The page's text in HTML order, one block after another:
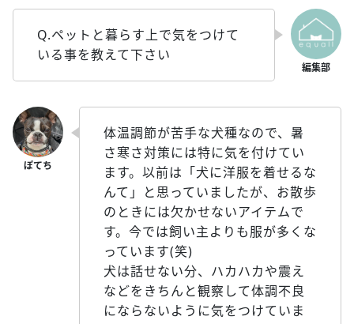
Q.ペットと暮らす上で気をつけて
いる事を教えて下さい
体温調節が苦手な犬種なので、暑
さ寒さ対策には特に気を付けてい
ます。以前は「犬に洋服を着せるな
んて」と思っていましたが、お散歩
のときには欠かせないアイテムで
す。今では飼い主よりも服が多くな
っています(笑)
犬は話せない分、ハカハカや震え
などをきちんと観察して体調不良
にならないように気をつけていま